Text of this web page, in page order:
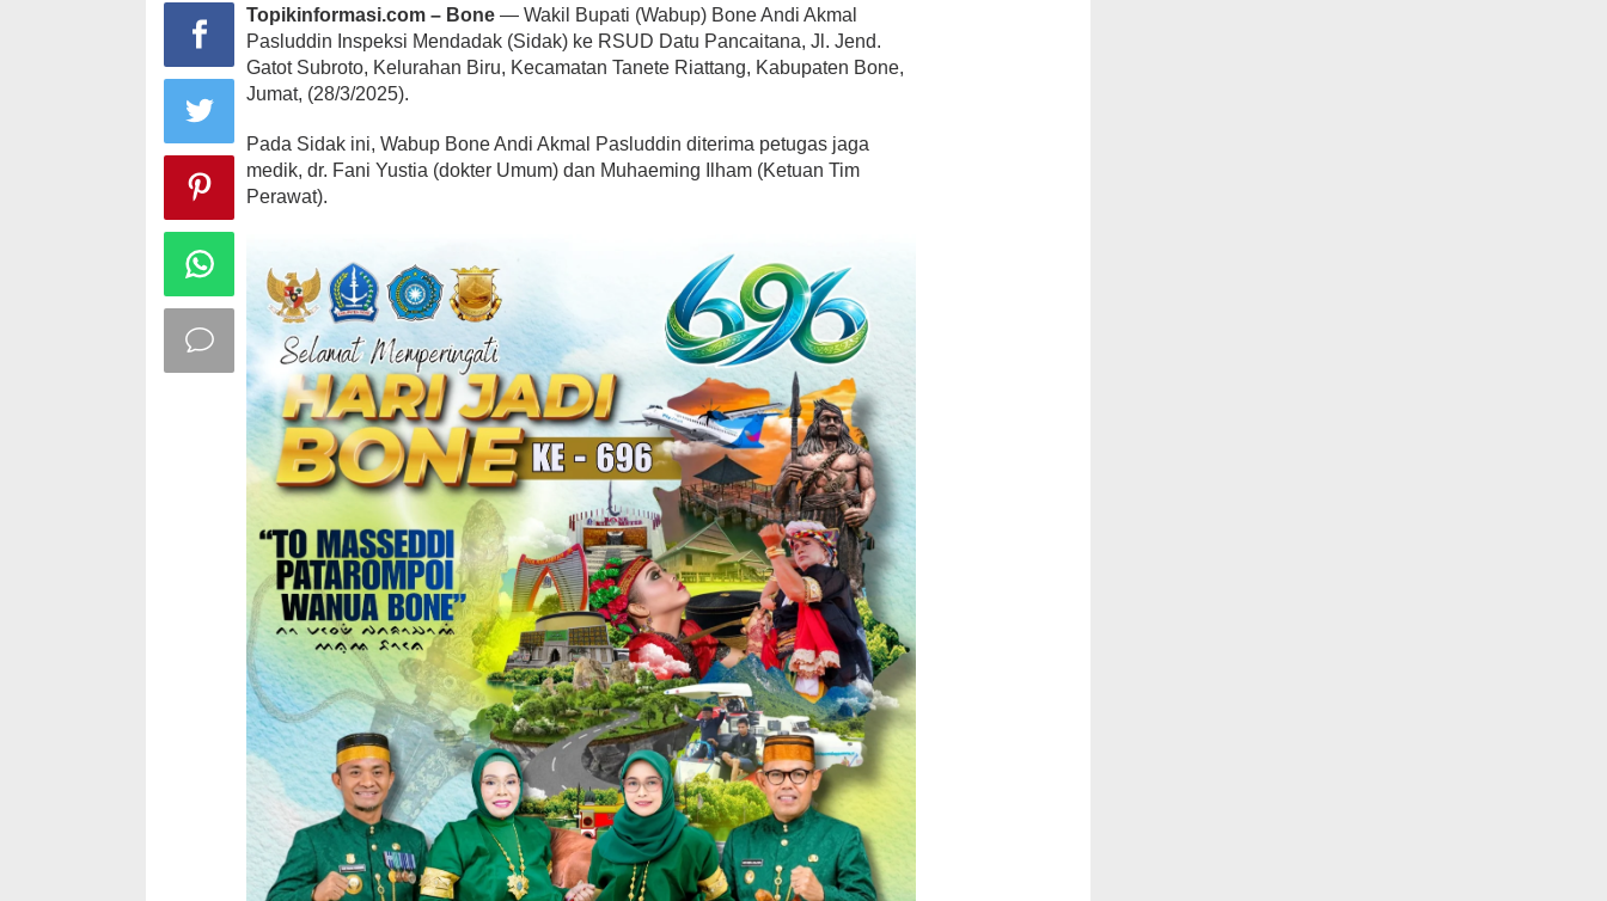
Topikinformasi.com – Bone — Wakil Bupati (Wabup) Bone Andi Akmal
Pasluddin Inspeksi Mendadak (Sidak) ke RSUD Datu Pancaitana, Jl. Jend.
Gatot Subroto, Kelurahan Biru, Kecamatan Tanete Riattang, Kabupaten Bone,
Jumat, (28/3/2025).
Pada Sidak ini, Wabup Bone Andi Akmal Pasluddin diterima petugas jaga
medik, dr. Fani Yustia (dokter Umum) dan Muhaeming Ilham (Ketuan Tim
Perawat).